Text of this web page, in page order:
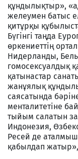
құндылықтыр»,
желеумен батыс
қитұрқы
Бүгінгі таңда
өркениеттің
Нидерланды,
гомосексуалдық
қатынастар
жанұялық
саясатында
менталитетіне
тыйым салатын
Индонезия,
Ресей де
қабылдап